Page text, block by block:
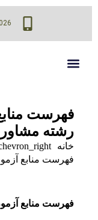
فهرست منابع
رشته مشاوره
chevron_right
فهرست منابع آزمون
فهرست منابع آزمون